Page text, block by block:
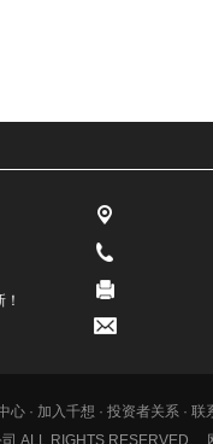
心 · 加入千想 · 投资者关系 · 联
ALL RIGHTS RESERVED.